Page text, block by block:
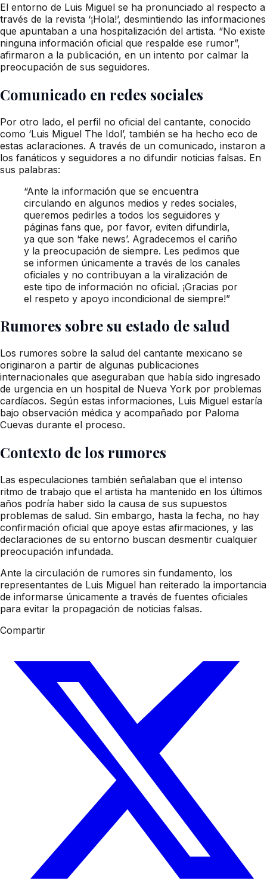
El entorno de Luis Miguel se ha pronunciado al respecto a
través de la revista ‘¡Hola!’, desmintiendo las informaciones
que apuntaban a una hospitalización del artista. “No existe
ninguna información oficial que respalde ese rumor”,
afirmaron a la publicación, en un intento por calmar la
preocupación de sus seguidores.
Comunicado en redes sociales
Por otro lado, el perfil no oficial del cantante, conocido
como ‘Luis Miguel The Idol’, también se ha hecho eco de
estas aclaraciones. A través de un comunicado, instaron a
los fanáticos y seguidores a no difundir noticias falsas. En
sus palabras:
“Ante la información que se encuentra
circulando en algunos medios y redes sociales,
queremos pedirles a todos los seguidores y
páginas fans que, por favor, eviten difundirla,
ya que son ‘fake news’. Agradecemos el cariño
y la preocupación de siempre. Les pedimos que
se informen únicamente a través de los canales
oficiales y no contribuyan a la viralización de
este tipo de información no oficial. ¡Gracias por
el respeto y apoyo incondicional de siempre!”
Rumores sobre su estado de salud
Los rumores sobre la salud del cantante mexicano se
originaron a partir de algunas publicaciones
internacionales que aseguraban que había sido ingresado
de urgencia en un hospital de Nueva York por problemas
cardíacos. Según estas informaciones, Luis Miguel estaría
bajo observación médica y acompañado por Paloma
Cuevas durante el proceso.
Contexto de los rumores
Las especulaciones también señalaban que el intenso
ritmo de trabajo que el artista ha mantenido en los últimos
años podría haber sido la causa de sus supuestos
problemas de salud. Sin embargo, hasta la fecha, no hay
confirmación oficial que apoye estas afirmaciones, y las
declaraciones de su entorno buscan desmentir cualquier
preocupación infundada.
Ante la circulación de rumores sin fundamento, los
representantes de Luis Miguel han reiterado la importancia
de informarse únicamente a través de fuentes oficiales
para evitar la propagación de noticias falsas.
Compartir